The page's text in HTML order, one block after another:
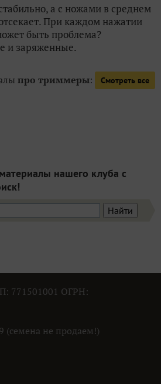
а с ножами в среднем
При каждом нажатии
быть проблема?
и заряженные.
про триммеры: Смотреть все
нашего клуба с
771501001 ОГРН:
(семена не продаем!)